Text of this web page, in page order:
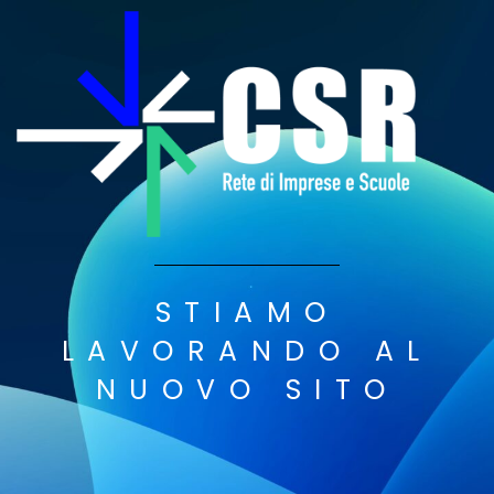
STIAMO
LAVORANDO AL
NUOVO SITO